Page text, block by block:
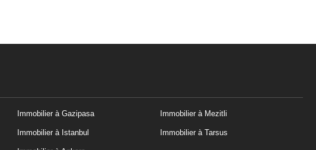
Immobilier à Gazipasa
Immobilier à Istanbul
Immobilier à Mezitli
Immobilier à Tarsus